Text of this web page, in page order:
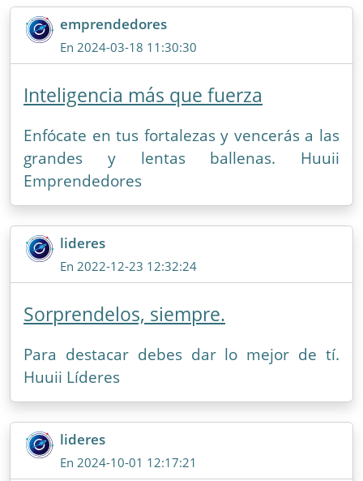
emprendedores
En 2024-03-18 11:30:30
Inteligencia más que fuerza
Enfócate en tus fortalezas y vencerás a las
grandes y lentas ballenas. Huuii
Emprendedores
lideres
En 2022-12-23 12:32:24
Sorprendelos, siempre.
Para destacar debes dar lo mejor de tí.
Huuii Líderes
lideres
En 2024-10-01 12:17:21